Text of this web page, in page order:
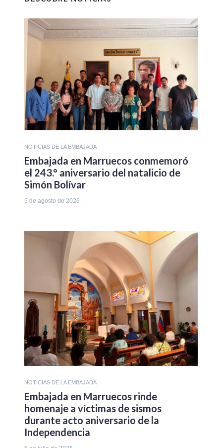
NOTICIAS DE LA EMBAJADA
Embajada en Marruecos conmemoró
el 243.° aniversario del natalicio de
Simón Bolívar
5 de agosto de 2026
NOTICIAS DE LA EMBAJADA
Embajada en Marruecos rinde
homenaje a víctimas de sismos
durante acto aniversario de la
Independencia